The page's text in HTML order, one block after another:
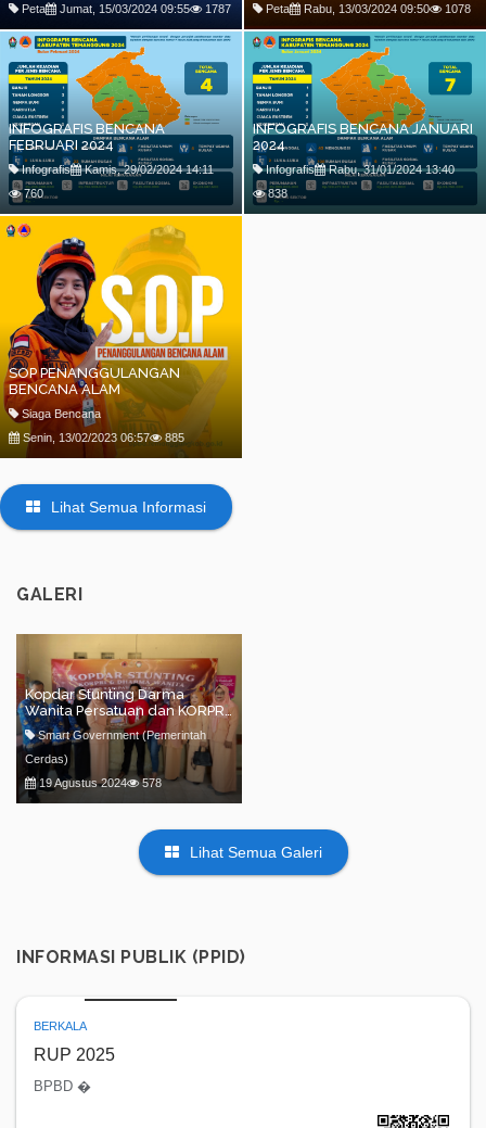
Peta Jumat, 15/03/2024 09:55 1787 Peta Rabu, 13/03/2024 09:50 1078
INFOGRAFIS BENCANA
FEBRUARI 2024
Infografis
Kamis, 29/02/2024 14:11
760
INFOGRAFIS BENCANA JANUARI
2024
Infografis
Rabu, 31/01/2024 13:40
838
SOP PENANGGULANGAN
BENCANA ALAM
Siaga Bencana
Senin, 13/02/2023 06:57
885
Lihat Semua Informasi
GALERI
Kopdar Stunting Darma
Wanita Persatuan dan KORPRI
BPBD Kabupaten
Temanggung
Smart Government (Pemerintah
Cerdas)
19 Agustus 2024
578
Lihat Semua Galeri
INFORMASI PUBLIK (PPID)
BERKALA
RUP 2025
BPBD �